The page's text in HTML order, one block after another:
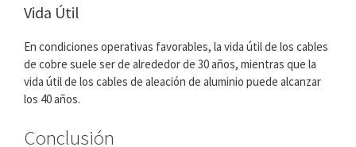
Vida Útil
En condiciones operativas favorables, la vida útil de los cables
de cobre suele ser de alrededor de 30 años, mientras que la
vida útil de los cables de aleación de aluminio puede alcanzar
los 40 años.
Conclusión